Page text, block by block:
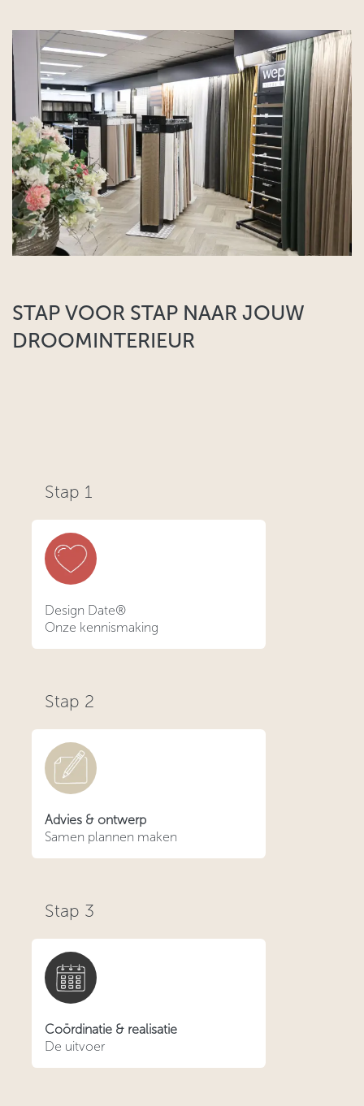
STAP VOOR STAP NAAR JOUW
DROOMINTERIEUR​
Stap 1
Design Date®
Onze kennismaking
Stap 2
Advies & ontwerp
Samen plannen maken
Stap 3
Coördinatie & realisatie
De uitvoer